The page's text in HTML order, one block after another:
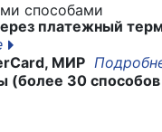
способами
платежный
МИР
(более 30